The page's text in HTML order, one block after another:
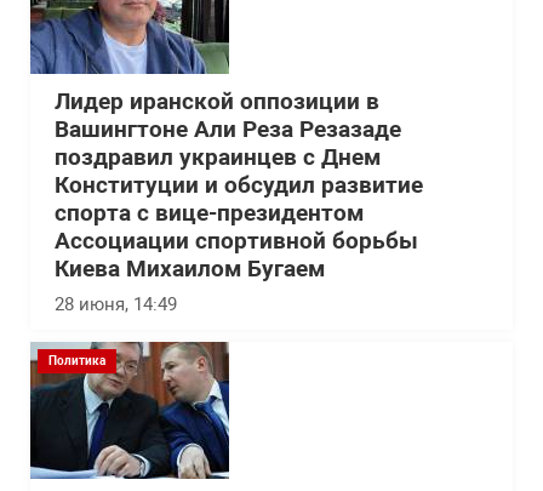
Лидер иранской оппозиции в
Вашингтоне Али Реза Резазаде
поздравил украинцев с Днем
Конституции и обсудил развитие
спорта с вице-президентом
Ассоциации спортивной борьбы
Киева Михаилом Бугаем
28 июня, 14:49
Политика